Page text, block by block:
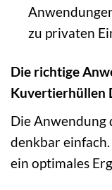
zu privaten
Die richtige
Kuvertierhüllen
Die
denkbar
ein optimales